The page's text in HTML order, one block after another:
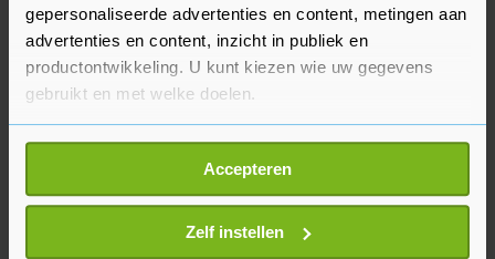
gepersonaliseerde advertenties en content, metingen aan
advertenties en content, inzicht in publiek en
productontwikkeling. U kunt kiezen wie uw gegevens
gebruikt en met welke doelen.
Als u het toestaat, willen we ook graag:
Informatie verzamelen over uw geografische
locatie, die tot een paar meter nauwkeurig kan zijn
Uw apparaat identificeren door het actief te
Accepteren
Zelf instellen
Om het gevaar op herhaling te beteugelen legde
het hof T. een vrijheidsbeperkende en
gedragsbeïnvloedende maatregel op, waardoor
hij na het uitzitten van zijn straf onder
verscherpt toezicht komt. Met zijn mededaders
moet hij de nabestaanden van Mintjes enkele
tienduizenden euro's schadevergoeding betalen.